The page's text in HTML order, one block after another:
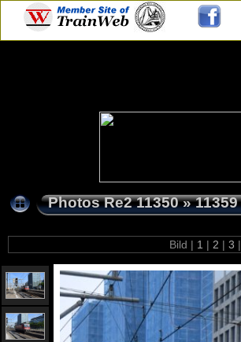
Photos Re2 11350»11359
Bild | 1 | 2 | 3 |